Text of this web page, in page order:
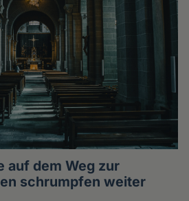
auf dem Weg zur
schrumpfen weiter